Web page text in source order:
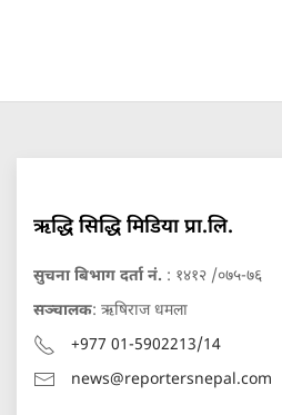
ऋद्धि सिद्धि मिडिया प्रा.लि.
सुचना बिभाग दर्ता नं. : १४१२ /०७५-७६
सञ्चालक: ऋषिराज धमला
+977 01-5902213/14
news@reportersnepal.com